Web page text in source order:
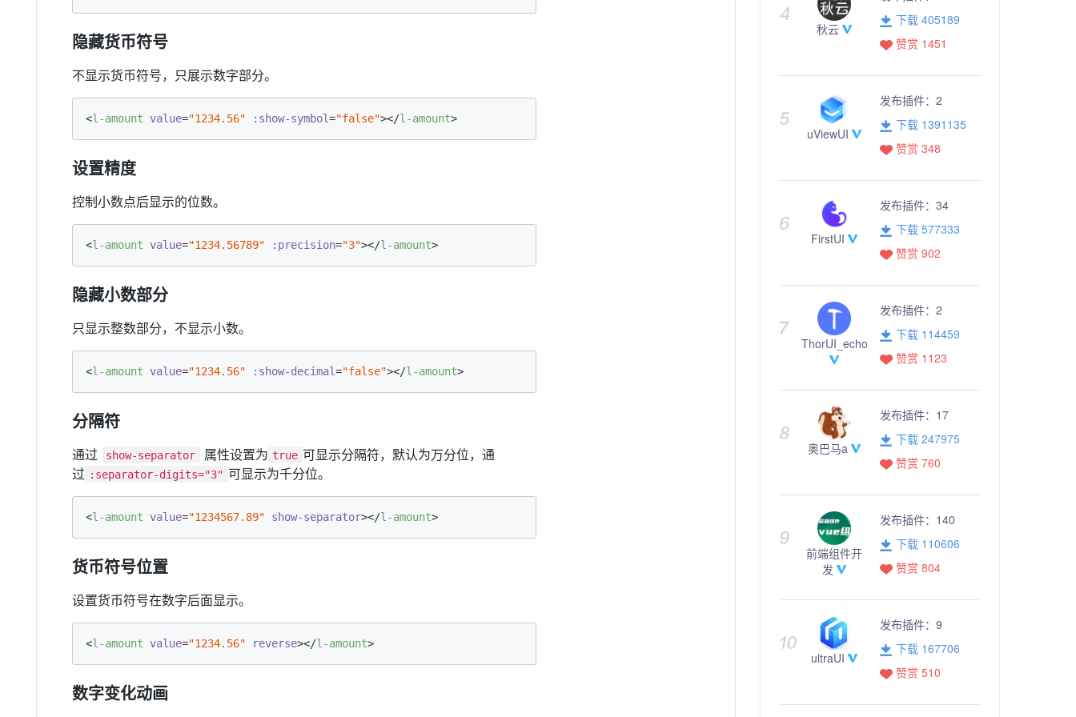
隐藏货币符号
不显示货币符号，只展示数字部分。
<l-amount value="1234.56" :show-symbol="false"></l-amount>
设置精度
控制小数点后显示的位数。
<l-amount value="1234.56789" :precision="3"></l-amount>
隐藏小数部分
只显示整数部分，不显示小数。
<l-amount value="1234.56" :show-decimal="false"></l-amount>
分隔符
通过 show-separator 属性设置为 true 可显示分隔符，默认为万分位，通
过 :separator-digits="3" 可显示为千分位。
<l-amount value="1234567.89" show-separator></l-amount>
货币符号位置
设置货币符号在数字后面显示。
<l-amount value="1234.56" reverse></l-amount>
数字变化动画
秋云
下载 405189
赞赏 1451
uViewUI
发布插件： 2
下载 1391135
赞赏 348
FirstUI
发布插件： 34
下载 577333
赞赏 902
ThorUI_echo
发布插件： 2
下载 114459
赞赏 1123
奥巴马a
发布插件： 17
下载 247975
赞赏 760
前端组件开
发
发布插件： 140
下载 110606
赞赏 804
ultraUI
发布插件： 9
下载 167706
赞赏 510